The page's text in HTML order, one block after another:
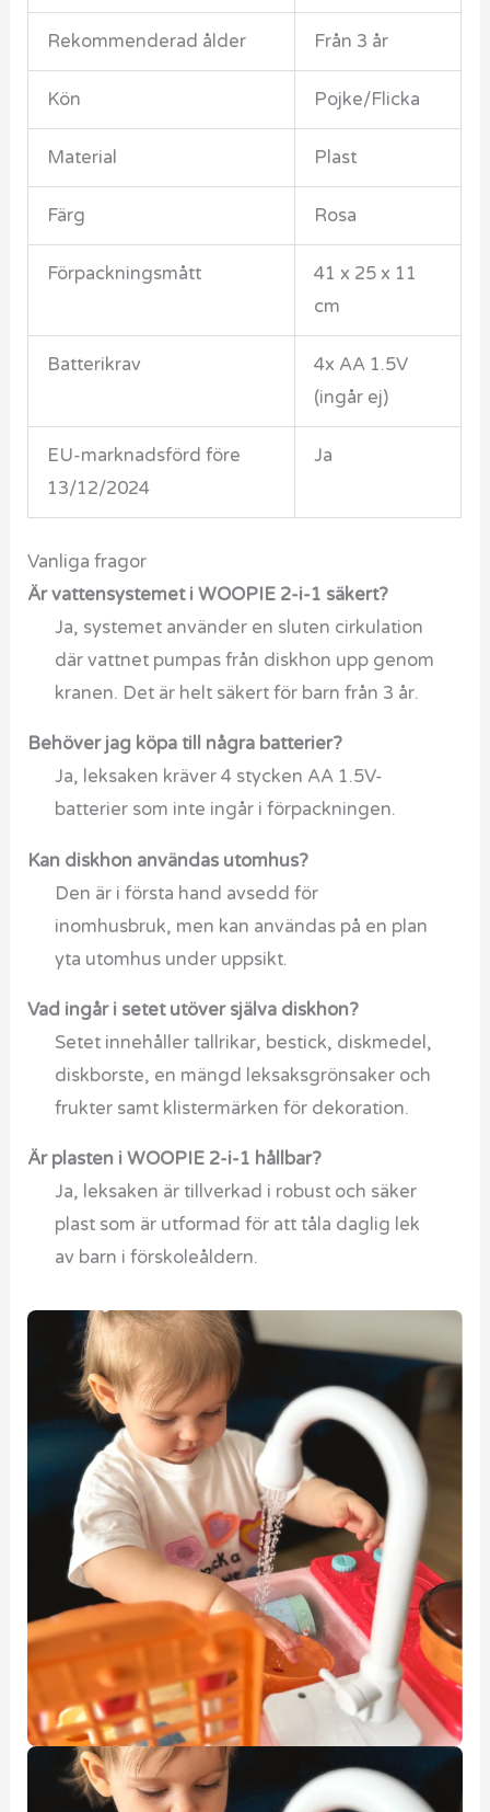
Rekommenderad ålder Från 3 år
Kön Pojke/Flicka
Material Plast
Färg Rosa
Förpackningsmått
41 x 25 x 11
cm
Batterikrav
4x AA 1.5V
(ingår ej)
EU-marknadsförd före
13/12/2024
Ja
Vanliga fragor
Är vattensystemet i WOOPIE 2-i-1 säkert?
Ja, systemet använder en sluten cirkulation
där vattnet pumpas från diskhon upp genom
kranen. Det är helt säkert för barn från 3 år.
Behöver jag köpa till några batterier?
Ja, leksaken kräver 4 stycken AA 1.5V-
batterier som inte ingår i förpackningen.
Kan diskhon användas utomhus?
Den är i första hand avsedd för
inomhusbruk, men kan användas på en plan
yta utomhus under uppsikt.
Vad ingår i setet utöver själva diskhon?
Setet innehåller tallrikar, bestick, diskmedel,
diskborste, en mängd leksaksgrönsaker och
frukter samt klistermärken för dekoration.
Är plasten i WOOPIE 2-i-1 hållbar?
Ja, leksaken är tillverkad i robust och säker
plast som är utformad för att tåla daglig lek
av barn i förskoleåldern.